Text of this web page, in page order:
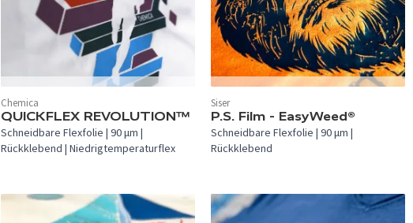
In 27 Farben verfügbar.
Chemica
QUICKFLEX REVOLUTION™
Schneidbare Flexfolie | 90 µm |
Rückklebend | Niedrigtemperaturflex
In 60 Farben verfügbar.
Siser
P.S. Film - EasyWeed®
Schneidbare Flexfolie | 90 µm |
Rückklebend